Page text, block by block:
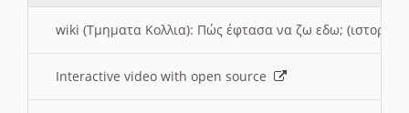
wiki (Τμηματα Κολλια): Πώς έφτασα να ζω εδω; (ιστορια)
Interactive video with open source